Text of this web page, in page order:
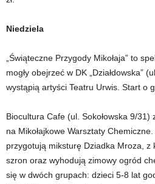
Niedziela
„Świąteczne Przygody Mikołaja” to
mogły obejrzeć w DK „Działdowska”
wystąpią artyści Teatru Urwis. Start o
Biocultura Cafe (ul. Sokołowska 9/
na Mikołajkowe Warsztaty
przygotują miksturę Dziadka Mroza, z
szron oraz wyhodują zimowy ogród
się w dwóch grupach: dzieci 5-8 lat